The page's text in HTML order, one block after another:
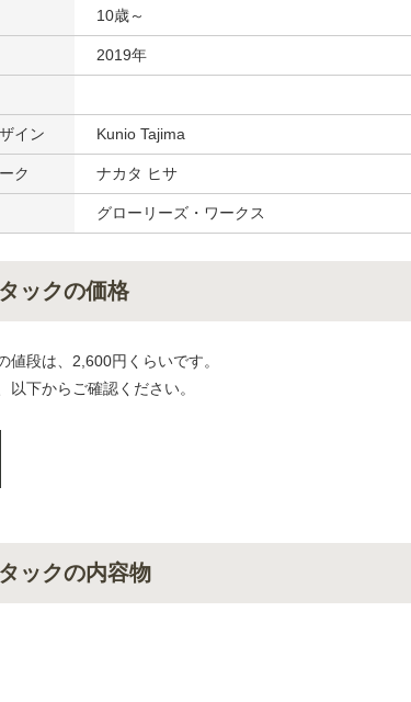
10歳～
2019年
イン Kunio Tajima
ク ナカタ ヒサ
グローリーズ・ワークス
ックの価格
値段は、2,600円くらいです。
以下からご確認ください。
ックの内容物